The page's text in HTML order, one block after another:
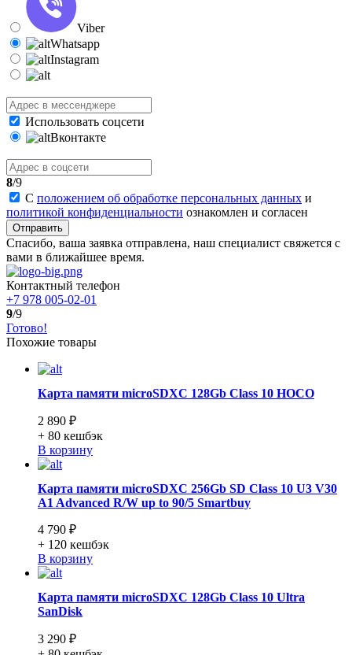
Viber
Whatsapp
Instagram
Использовать соцсети
Вконтакте
8/9
С положением об обработке персональных данных и
политикой конфиденциальности ознакомлен и согласен
Отправить
Спасибо, ваша заявка отправлена, наш специалист свяжется с
вами в ближайшее время.
Контактный телефон
+7 978 005-02-01
9/9
Готово!
Похожие товары
Карта памяти microSDXC 128Gb Class 10 HOCO
2 890 ₽
+ 80 кешбэк
В корзину
Карта памяти microSDXC 256Gb SD Class 10 U3 V30
A1 Advanced R/W up to 90/5 Smartbuy
4 790 ₽
+ 120 кешбэк
В корзину
Карта памяти microSDXC 128Gb Class 10 Ultra
SanDisk
3 290 ₽